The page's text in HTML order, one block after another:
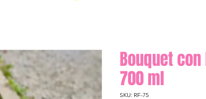
Bouquet
700 ml
SKU: RF-75